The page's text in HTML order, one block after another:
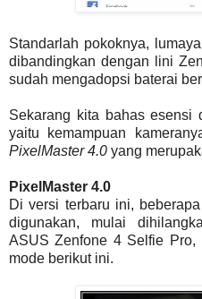
Standarlah pokoknya,
dibandingkan dengan lini
sudah mengadopsi baterai
Sekarang kita bahas
yaitu kemampuan
PixelMaster 4.0 yang
PixelMaster 4.0
Di versi terbaru ini,
digunakan, mulai
ASUS Zenfone 4 Selfie Pro,
mode berikut ini.